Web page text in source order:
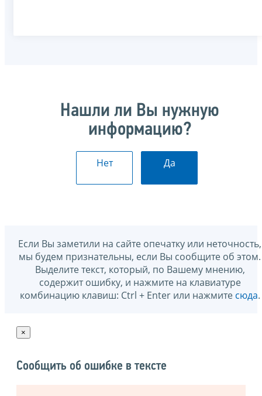
Нашли ли Вы нужную
информацию?
Нет Да
Если Вы заметили на сайте опечатку или неточность,
мы будем признательны, если Вы сообщите об этом.
Выделите текст, который, по Вашему мнению,
содержит ошибку, и нажмите на клавиатуре
комбинацию клавиш: Ctrl + Enter или нажмите сюда.
×
Сообщить об ошибке в тексте